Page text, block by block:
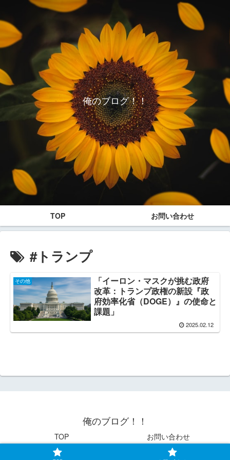
俺のブログ！！
TOP お問い合わせ
#トランプ
その他
「イーロン・マスクが挑む政府
改革：トランプ政権の新設『政
府効率化省（DOGE）』の使命と
課題」
2025.02.12
俺のブログ！！
TOP
お問い合わせ